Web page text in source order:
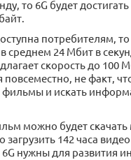
то 6G будет
потребителям,
среднем 24 Мбит в
скорость до 100
не факт,
фильмы и искать
можно будет
142 часа
нужны для развития